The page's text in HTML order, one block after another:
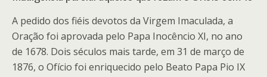
A pedido dos fiéis devotos da Virgem Imaculada, a
Oração foi aprovada pelo Papa Inocêncio XI, no ano
de 1678. Dois séculos mais tarde, em 31 de março de
1876, o Ofício foi enriquecido pelo Beato Papa Pio IX